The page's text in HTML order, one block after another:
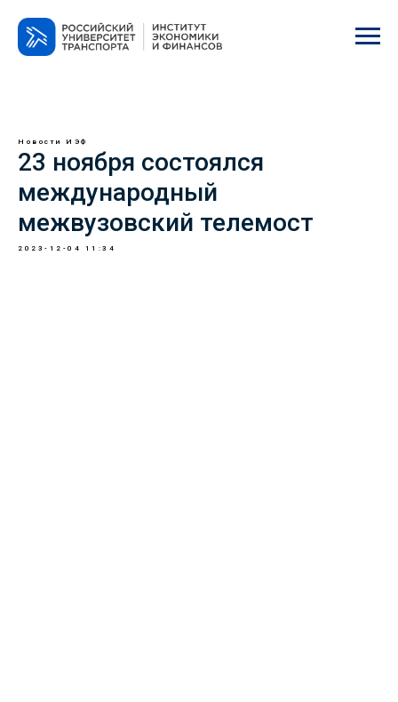
Новости ИЭФ
23 ноября состоялся
международный
межвузовский телемост
2023-12-04 11:34